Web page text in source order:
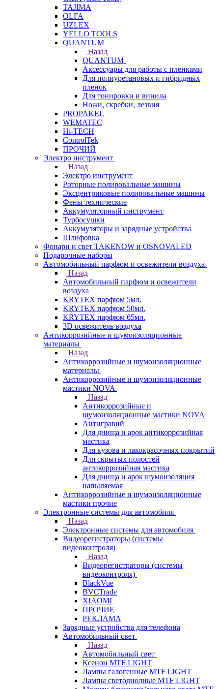
TAJIMA
OLFA
UZLEX
YELLO TOOLS
QUANTUM
Назад
QUANTUM
Аксессуары для работы с пленками
Для полиуретановых и гибридных
пленок
Для тонировки и винила
Ножи, скребки, лезвия
PROPAKEL
WEMATEC
Hi-TECH
ControlTek
ПРОЧИЙ
Электро инструмент
Назад
Электро инструмент
Роторные полировальные машины
Эксцентриковые полировальные машины
Фены технические
Аккумуляторный инструмент
Турбосушки
Аккумуляторы и зарядные устройства
Шлифовка
Фонари и свет TAKENOW и OSNOVALED
Подарочные наборы
Автомобильный парфюм и освежители воздуха
Назад
Автомобильный парфюм и освежители
воздуха
KRYTEX парфюм 5мл.
KRYTEX парфюм 50мл.
KRYTEX парфюм 65мл.
3D освежитель воздуха
Антикоррозийные и шумоизоляционные
материалы
Назад
Антикоррозийные и шумоизоляционные
материалы
Антикоррозийные и шумоизоляционные
мастики NOVA
Назад
Антикоррозийные и
шумоизоляционные мастики NOVA
Антигравий
Для днища и арок антикоррозийная
мастика
Для кузова и лакокрасочных покрытий
Для скрытых полостей
антикоррозийная мастика
Для днища и арок шумоизоляция
напыляемая
Антикоррозийные и шумоизоляционные
мастики прочие
Электронные системы для автомобиля
Назад
Электронные системы для автомобиля
Видеорегистраторы (системы
видеоконтроля)
Назад
Видеорегистраторы (системы
видеоконтроля)
BlackVue
BVCTrade
XIAOMI
ПРОЧИЕ
РЕКЛАМА
Зарядные устройства для телефона
Автомобильный свет
Назад
Автомобильный свет
Ксенон MTF LIGHT
Лампы галогенные MTF LIGHT
Лампы светодиодные MTF LIGHT